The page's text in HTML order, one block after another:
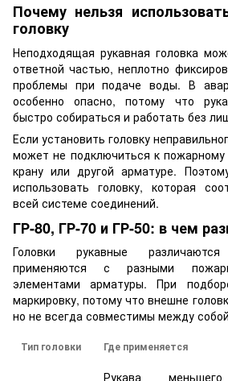
Почему нельзя
головку
Неподходящая рукавная головка
ответной частью, неплотно
проблемы при подаче воды. В
особенно опасно, потому что
быстро собираться и работать без
Если установить головку
может не подключиться к пожарному
крану или другой арматуре.
использовать головку, которая
всей системе соединений.
ГР-80, ГР-70 и ГР-50: в чем
Головки рукавные
применяются с разными
элементами арматуры. При
маркировку, потому что внешне
но не всегда совместимы между
Тип головки Где применяется
Рукава меньшего